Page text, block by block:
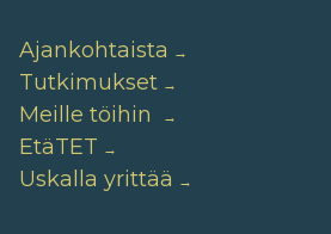
Ajankohtaista
Tutkimukset
Meille töihin
EtäTET
Uskalla yrittää